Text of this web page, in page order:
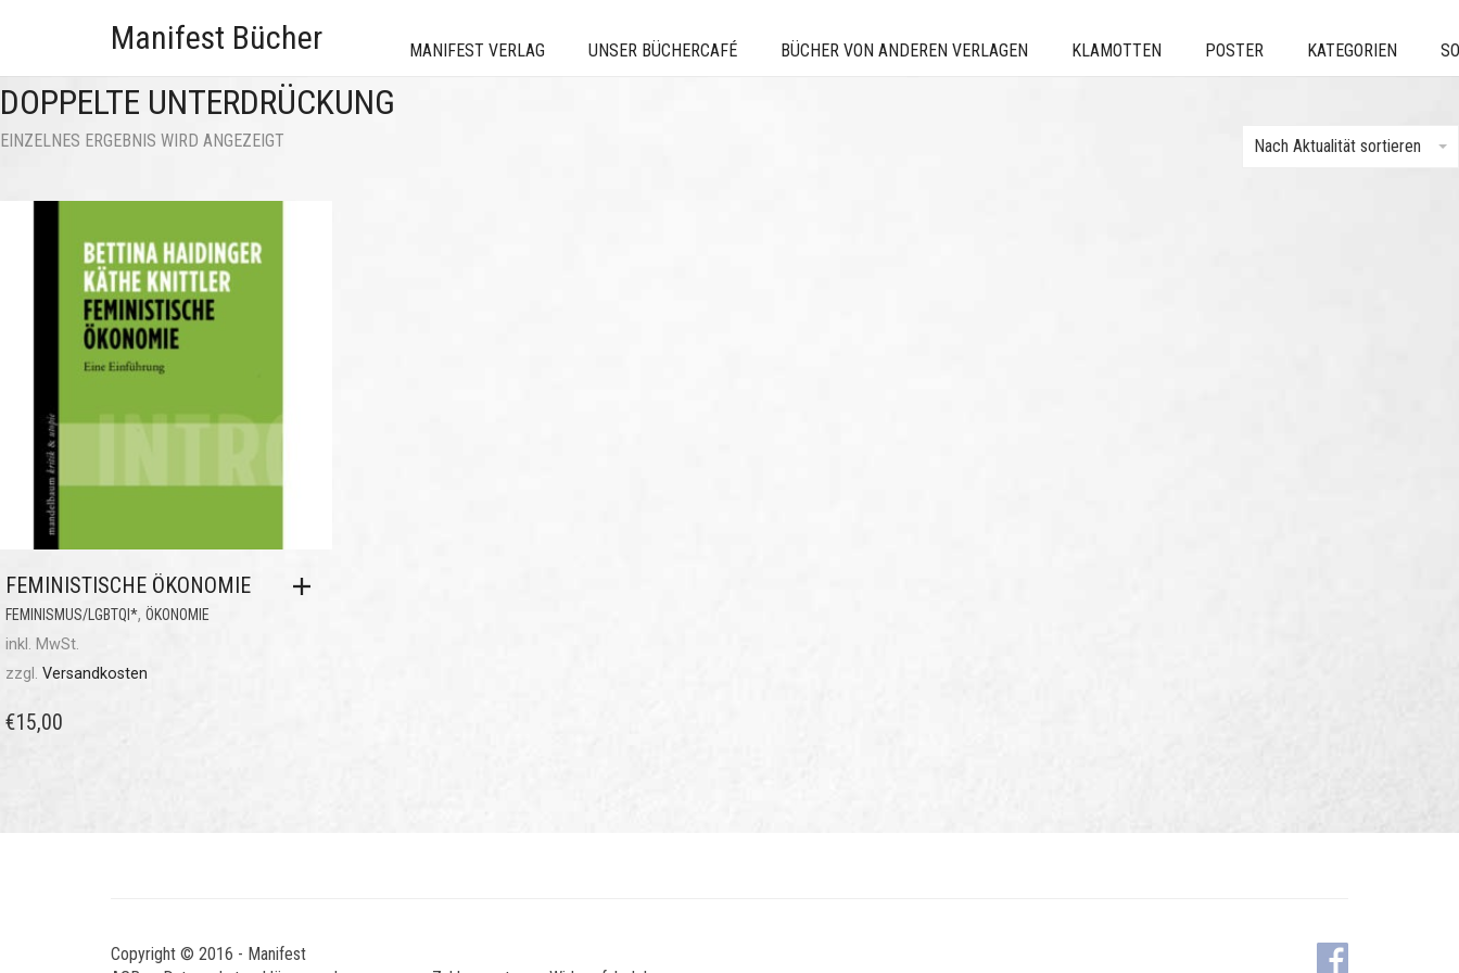
Manifest Bücher MANIFEST VERLAG UNSER BÜCHERCAFÉ BÜCHER VON ANDEREN VERLAGEN KLAMOTTEN POSTER KATEGORIEN
DOPPELTE UNTERDRÜCKUNG
EINZELNES ERGEBNIS WIRD ANGEZEIGT Nach Aktualität sortieren
FEMINISTISCHE ÖKONOMIE
FEMINISMUS/LGBTQI*, ÖKONOMIE
inkl. MwSt.
zzgl. Versandkosten
€15,00
Copyright © 2016 - Manifest